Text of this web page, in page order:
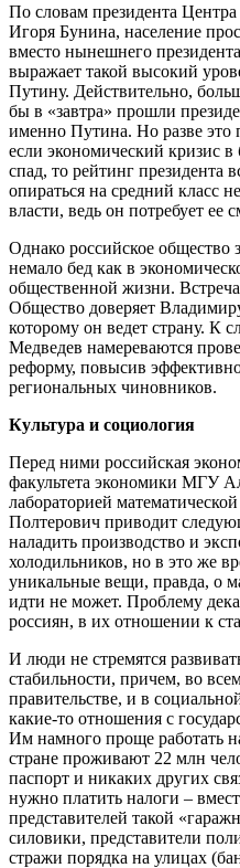
По словам президента
Игоря Бунина, население
вместо нынешнего
выражает такой высокий
Путину. Действительно,
бы в «завтра» прошли
именно Путина. Но разве это
если экономический кризис
спад, то рейтинг президента
опираться на средний класс
власти, ведь он потребует ее
Однако российское общество
немало бед как в
общественной жизни.
Общество доверяет
которому он ведет страну. К
Медведев намереваются
реформу, повысив
региональных чиновников.
Культура и социология
Перед ними российская
факультета экономики МГУ
лабораторией
Полтерович приводит
наладить производство и
холодильников, но в это же
уникальные вещи, правда, о
идти не может. Проблему
россиян, в их отношении к
И люди не стремятся
стабильности, причем, во
правительстве, и в
какие-то отношения с
Им намного проще работать
стране проживают 22 млн
паспорт и никаких других
нужно платить налоги –
представителей такой
силовики, представители
стражи порядка на улицах